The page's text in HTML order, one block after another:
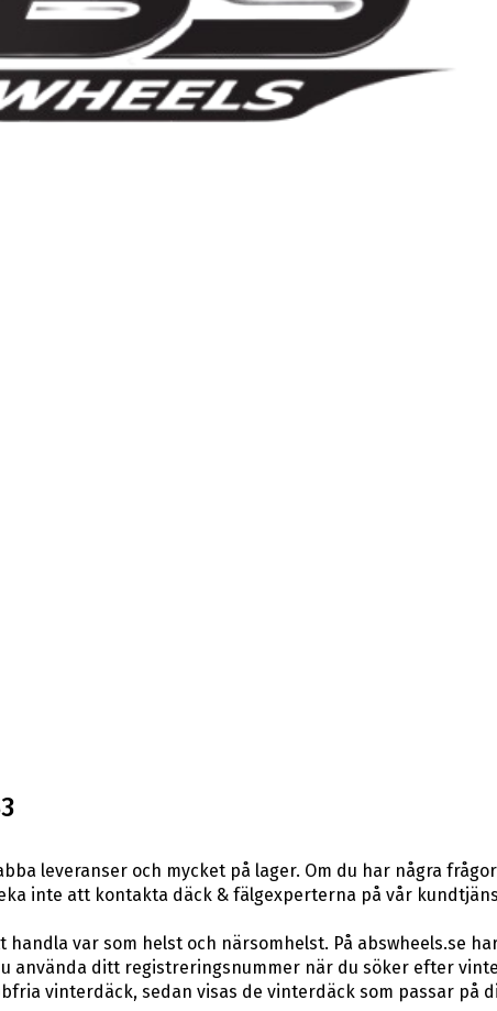
leveranser och mycket på lager. Om du har några
inte att kontakta däck & fälgexperterna på vår
var som helst och närsomhelst. På abswheels.se
använda ditt registreringsnummer när du söker efter
vinterdäck, sedan visas de vinterdäck som passar på